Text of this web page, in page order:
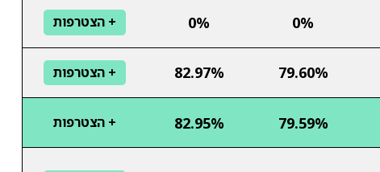
0%
0% + הצטרפות
79.60%
82.97% + הצטרפות
79.59%
82.95% + הצטרפות